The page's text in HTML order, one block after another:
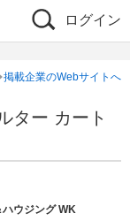
ログイン
掲載企業のWebサイトへ
ター カート
ウジング WK